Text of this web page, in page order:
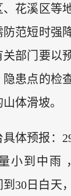
花溪区等
范短时强
关部门要以
隐患点的检
体滑坡。
具体预报：
小到中雨
30日白天